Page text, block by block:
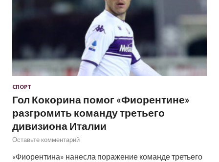
СПОРТ
Гол Кокорина помог «Фиорентине»
разгромить команду третьего
дивизиона Италии
Оставьте комментарий
«Фиорентина» нанесла поражение команде третьего